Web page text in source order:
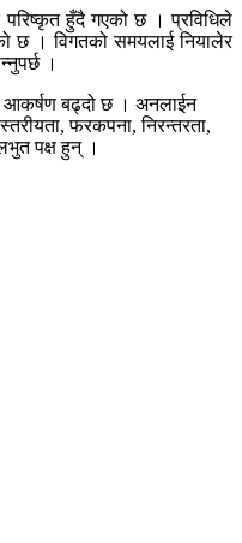
हुँदै गएको छ । प्रविधिले
छ । विगतको समयलाई नियालेर
।
आकर्षण बढ्दो छ । अनलाईन
फरकपना, निरन्तरता,
पक्ष हुन् ।